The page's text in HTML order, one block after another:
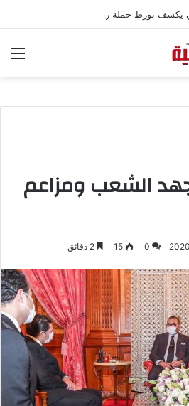
الشعب ومزاعم
0
15